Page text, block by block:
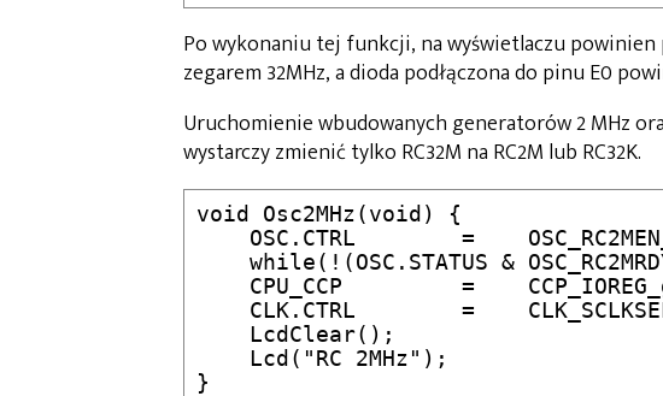
Po wykonaniu tej funkcji, na wyświetlaczu
zegarem 32MHz, a dioda podłączona do pinu E0
Uruchomienie wbudowanych generatorów 2 MHz
wystarczy zmienić tylko RC32M na RC2M lub RC32K.
void Osc2MHz(void) {
OSC.CTRL        =
while(!(OSC.STATUS &
CPU_CCP         =
CLK.CTRL        =
LcdClear();
Lcd("RC 2MHz");
}